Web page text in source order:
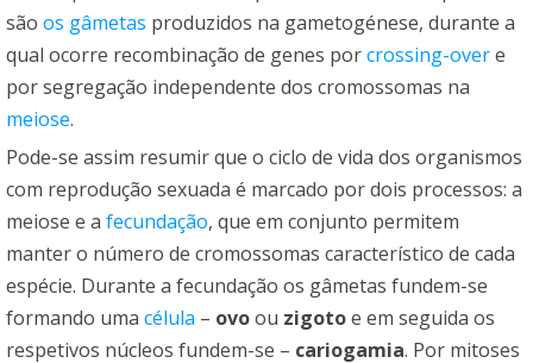
são os gâmetas produzidos na gametogénese, durante a
qual ocorre recombinação de genes porcrossing-overe
por segregação independente dos cromossomas na
meiose.
Pode-se assim resumir que o ciclo de vida dos organismos
com reprodução sexuada é marcado por dois processos: a
meiose e a fecundação, que em conjunto permitem
manter o número de cromossomas característico de cada
espécie. Durante a fecundação os gâmetas fundem-se
formando uma célula – ovoou zigotoe em seguida os
respetivos núcleos fundem-se – cariogamia. Por mitoses